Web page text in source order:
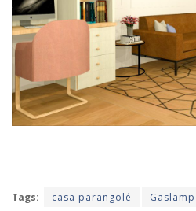
Tags: casa parangolé